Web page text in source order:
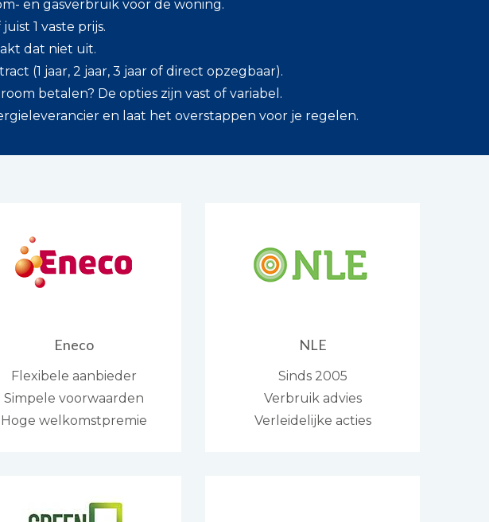
en gasverbruik voor de woning.
1 vaste prijs.
dat niet uit.
(1 jaar, 2 jaar, 3 jaar of direct opzegbaar).
betalen? De opties zijn vast of variabel.
en laat het overstappen voor je regelen.
Eneco
Flexibele aanbieder
Simpele voorwaarden
Hoge welkomstpremie
NLE
Sinds 2005
Verbruik advies
Verleidelijke acties